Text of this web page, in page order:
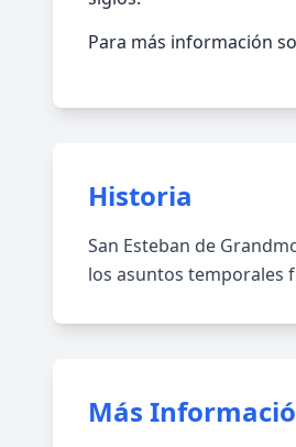
Para más información
Historia
San Esteban de
los asuntos temporales
Más